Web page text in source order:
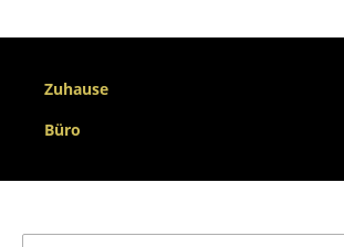
Bürodrehstühle
Einzelteile
Zuhause
Büro